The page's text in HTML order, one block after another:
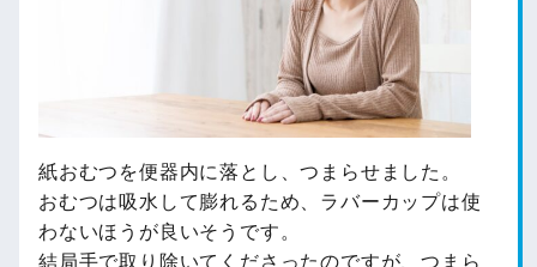
紙おむつを便器内に落とし、つまらせました。
おむつは吸水して膨れるため、ラバーカップは使
わないほうが良いそうです。
結局手で取り除いてくださったのですが、つまら